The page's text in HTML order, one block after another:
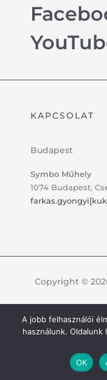
KAPCSOLAT
Budapest
Symbo Műhely
1074 Budapest,
Copyright ©
A jobb felhasználói
használunk. Oldalunk
OK